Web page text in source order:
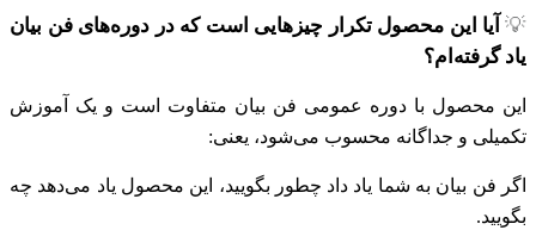
💡 آیا این محصول تکرار چیزهایی است که در دوره‌های فن بیان
یاد گرفته‌ام؟
این محصول با دوره‌ عمومی فن بیان متفاوت است و یک آموزش
تکمیلی و جداگانه محسوب می‌شود، یعنی:
اگر فن بیان به شما یاد داد چطور بگویید، این محصول یاد می‌دهد چه
بگویید.